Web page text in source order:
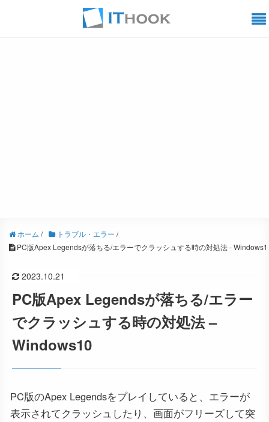
ホーム / トラブル・エラー /
PC版Apex Legendsが落ちる/エラーでクラッシュする時の対処法 -
2023.10.21
PC版Apex Legendsが落ちる/エラー
でクラッシュする時の対処法 –
Windows10
PC版のApex Legendsをプレイしていると、エラーが
表示されてクラッシュしたり、画面がフリーズして突